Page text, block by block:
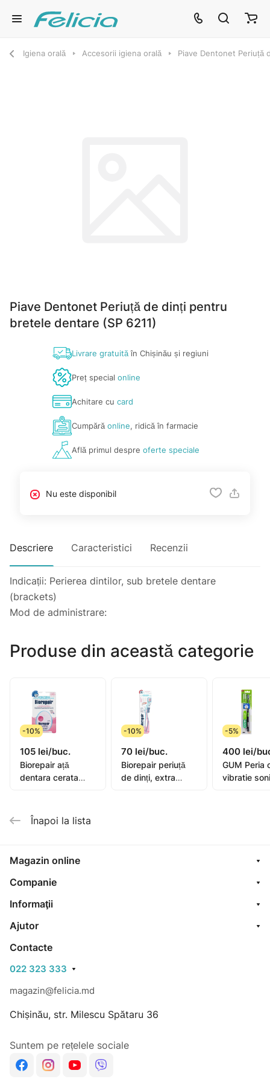
Igiena orală Accesorii igiena orală Piave Dentonet Periuță
Piave Dentonet Periuță de dinți pentru
bretele dentare (SP 6211)
Livrare gratuităîn Chișinău și regiuni
Preț special online
Achitare cu card
Cumpărăonline, ridică în farmacie
Află primul despre oferte speciale
Nu este disponibil
Descriere Caracteristici Recenzii
Indicații: Perierea dintilor, sub bretele dentare
(brackets)
Mod de administrare:
Produse din această categorie
-10%
105 lei/buc.
Biorepair ață
dentara cerata
-10%
70 lei/buc.
Biorepair periuță
de dinți, extra
-5%
400 lei/
GUM Peria
vibratie
Înapoi la lista
Magazin online
Companie
Informaţii
Ajutor
Contacte
022 323 333
magazin@felicia.md
Chișinău, str. Milescu Spătaru 36
Suntem pe rețelele sociale